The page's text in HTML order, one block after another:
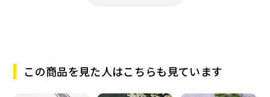
この商品を見た人はこちらも見ています